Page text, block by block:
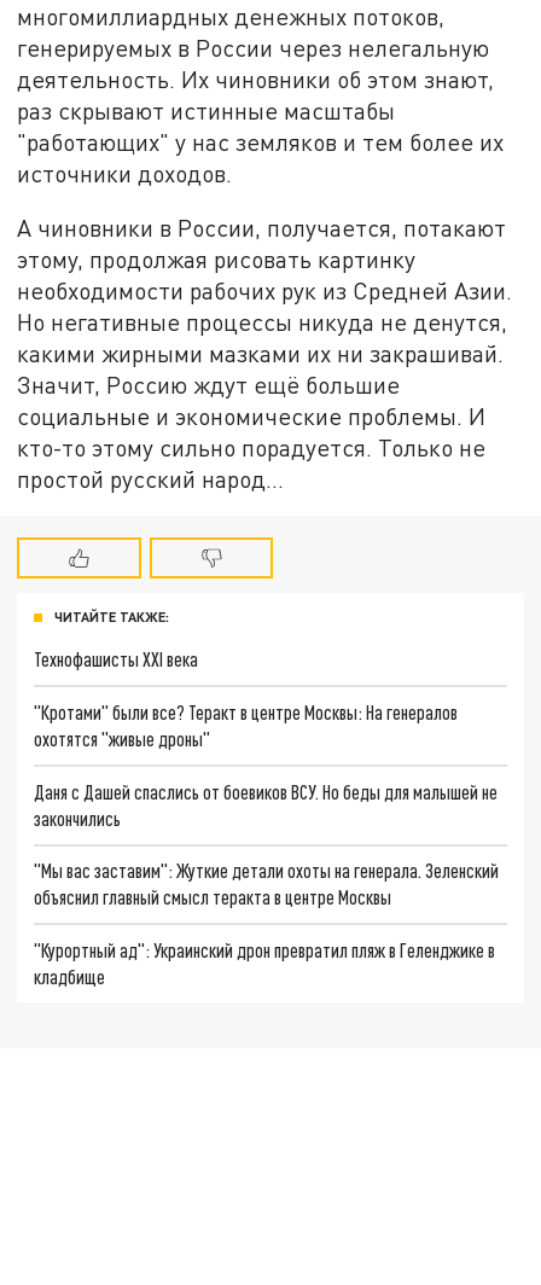
многомиллиардных денежных потоков,
генерируемых в России через нелегальную
деятельность. Их чиновники об этом знают,
раз скрывают истинные масштабы
"работающих" у нас земляков и тем более их
источники доходов.
А чиновники в России, получается, потакают
этому, продолжая рисовать картинку
необходимости рабочих рук из Средней Азии.
Но негативные процессы никуда не денутся,
какими жирными мазками их ни закрашивай.
Значит, Россию ждут ещё большие
социальные и экономические проблемы. И
кто-то этому сильно порадуется. Только не
простой русский народ…
ЧИТАЙТЕ ТАКЖЕ:
Технофашисты XXI века
"Кротами" были все? Теракт в центре Москвы: На генералов
охотятся "живые дроны"
Даня с Дашей спаслись от боевиков ВСУ. Но беды для малышей не
закончились
"Мы вас заставим": Жуткие детали охоты на генерала. Зеленский
объяснил главный смысл теракта в центре Москвы
"Курортный ад": Украинский дрон превратил пляж в Геленджике в
кладбище